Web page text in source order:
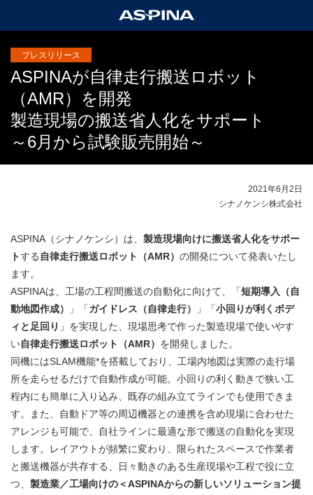
ASPINAが自律走行搬送ロボット
（AMR）を開発
製造現場の搬送省人化をサポート
～6月から試験販売開始～
プレスリリース
2021年6月2日
シナノケンシ株式会社
ASPINA（シナノケンシ）は、 製造現場向けに搬送省人化をサポー
トする 自律走行搬送ロボット（AMR） の開発について発表いたし
ます。
ASPINAは、工場の工程間搬送の自動化に向けて、「短期導入（自
動地図作成）
」「ガイドレス（自律走行） 」「小回りが利くボデ
ィと足回り 」を実現した、現場思考で作った製造現場で使いやす
い自律走行搬送ロボット（AMR） を開発しました。
同機にはSLAM機能*を搭載しており、工場内地図は実際の走行場
所を走らせるだけで自動作成が可能。小回りの利く動きで狭い工
程内にも簡単に入り込み、既存の組み立てラインでも使用できま
す。また、自動ドア等の周辺機器との連携を含め現場に合わせた
アレンジも可能で、自社ラインに最適な形で搬送の自動化を実現
します。レイアウトが頻繁に変わり、限られたスペースで作業者
と搬送機器が共存する、日々動きのある生産現場や工程で役に立
つ、 製造業／工場向けの＜ASPINAからの新しいソリューション提